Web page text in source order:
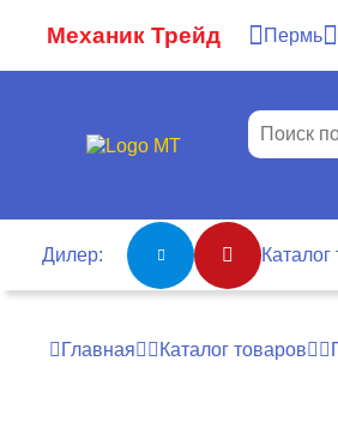
Механик Трейд Пермь
Дилер: Каталог
Главная Каталог товаров